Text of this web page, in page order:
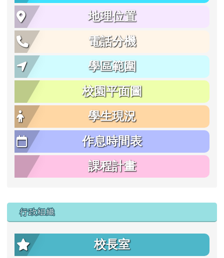
地理位置
電話分機
學區範圍
校園平面圖
學生現況
作息時間表
課程計畫
行政組織
校長室